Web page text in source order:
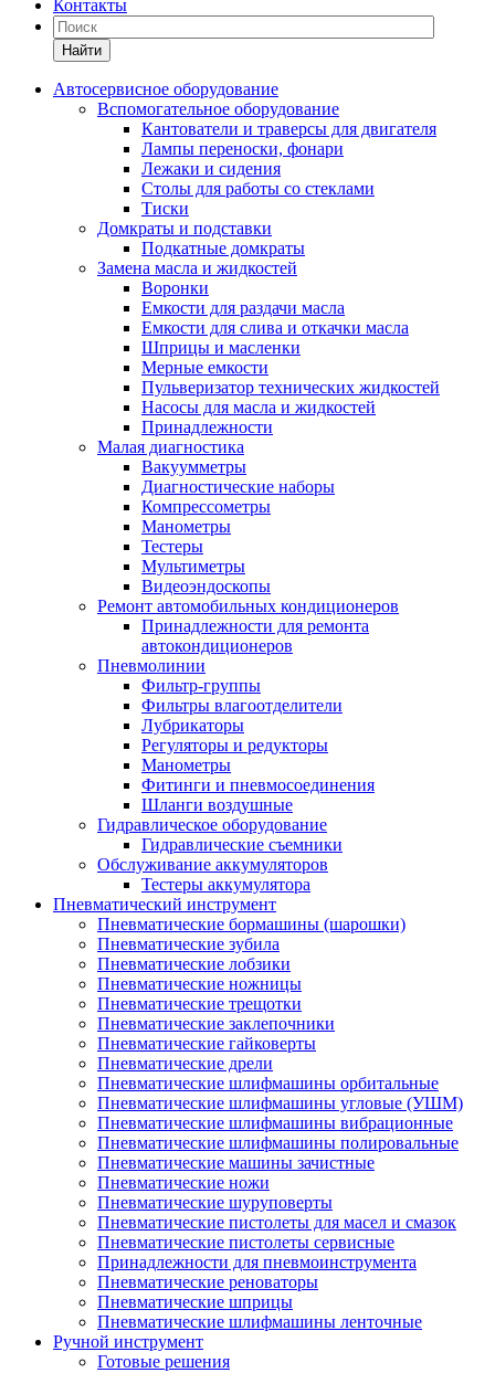
Контакты
Найти
Автосервисное оборудование
Вспомогательное оборудование
Кантователи и траверсы для двигателя
Лампы переноски, фонари
Лежаки и сидения
Столы для работы со стеклами
Тиски
Домкраты и подставки
Подкатные домкраты
Замена масла и жидкостей
Воронки
Емкости для раздачи масла
Емкости для слива и откачки масла
Шприцы и масленки
Мерные емкости
Пульверизатор технических жидкостей
Насосы для масла и жидкостей
Принадлежности
Малая диагностика
Вакуумметры
Диагностические наборы
Компрессометры
Манометры
Тестеры
Мультиметры
Видеоэндоскопы
Ремонт автомобильных кондиционеров
Принадлежности для ремонта
автокондиционеров
Пневмолинии
Фильтр-группы
Фильтры влагоотделители
Лубрикаторы
Регуляторы и редукторы
Манометры
Фитинги и пневмосоединения
Шланги воздушные
Гидравлическое оборудование
Гидравлические съемники
Обслуживание аккумуляторов
Тестеры аккумулятора
Пневматический инструмент
Пневматические бормашины (шарошки)
Пневматические зубила
Пневматические лобзики
Пневматические ножницы
Пневматические трещотки
Пневматические заклепочники
Пневматические гайковерты
Пневматические дрели
Пневматические шлифмашины орбитальные
Пневматические шлифмашины угловые (УШМ)
Пневматические шлифмашины вибрационные
Пневматические шлифмашины полировальные
Пневматические машины зачистные
Пневматические ножи
Пневматические шуруповерты
Пневматические пистолеты для масел и смазок
Пневматические пистолеты сервисные
Принадлежности для пневмоинструмента
Пневматические реноваторы
Пневматические шприцы
Пневматические шлифмашины ленточные
Ручной инструмент
Готовые решения